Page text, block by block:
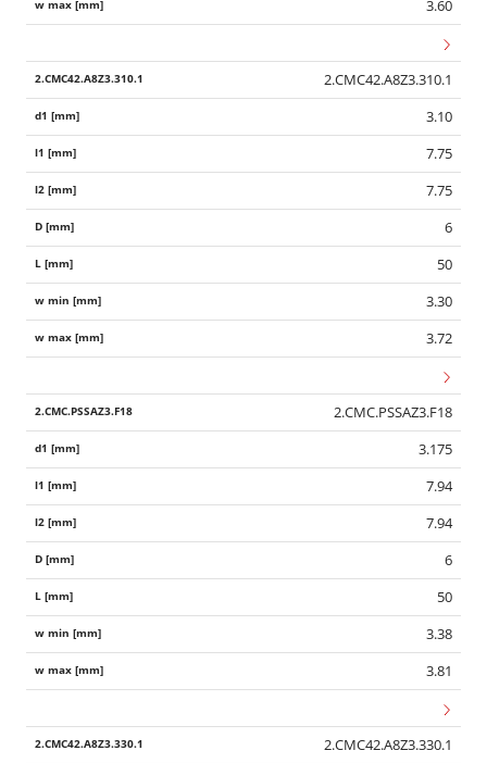
3.60
2.CMC42.A8Z3.310.1
3.10
7.75
7.75
6
50
3.30
3.72
2.CMC.PSSAZ3.F18
3.175
7.94
7.94
6
50
3.38
3.81
2.CMC42.A8Z3.330.1